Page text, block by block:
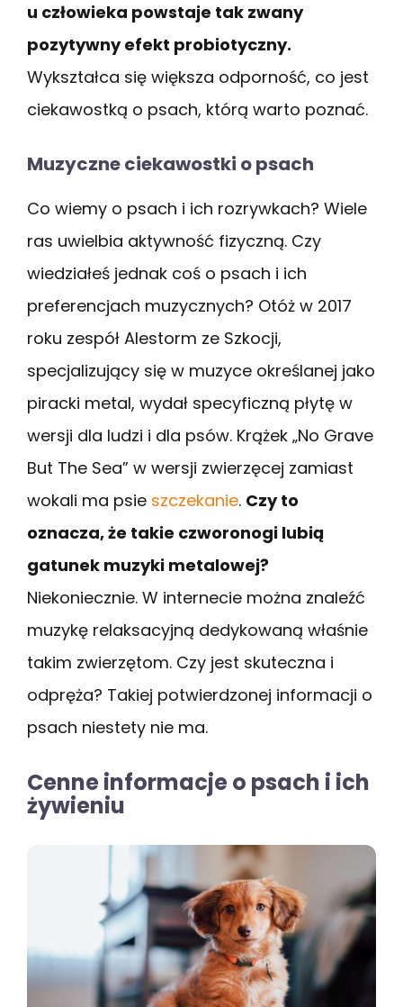
u człowieka powstaje tak zwany
pozytywny efekt probiotyczny.
Wykształca się większa odporność, co jest
ciekawostką o psach, którą warto poznać.
Muzyczne ciekawostki o psach
Co wiemy o psach i ich rozrywkach? Wiele
ras uwielbia aktywność fizyczną. Czy
wiedziałeś jednak coś o psach i ich
preferencjach muzycznych? Otóż w 2017
roku zespół Alestorm ze Szkocji,
specjalizujący się w muzyce określanej jako
piracki metal, wydał specyficzną płytę w
wersji dla ludzi i dla psów. Krążek „No Grave
But The Sea” w wersji zwierzęcej zamiast
wokali ma psie szczekanie. Czy to
oznacza, że takie czworonogi lubią
gatunek muzyki metalowej?
Niekoniecznie. W internecie można znaleźć
muzykę relaksacyjną dedykowaną właśnie
takim zwierzętom. Czy jest skuteczna i
odpręża? Takiej potwierdzonej informacji o
psach niestety nie ma.
Cenne informacje o psach i ich
żywieniu